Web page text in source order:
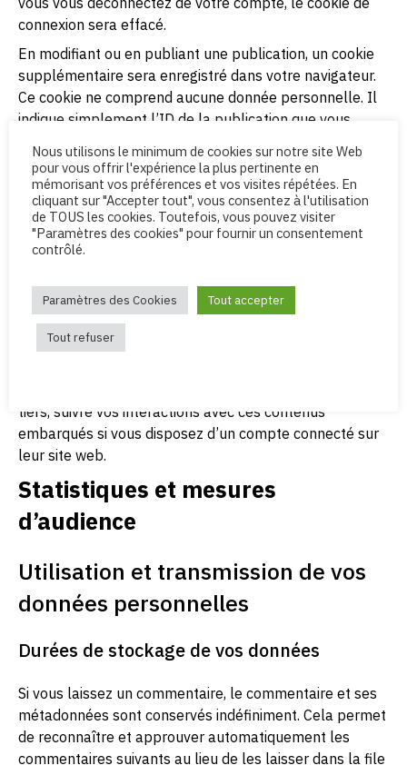
connexion sera effacé.
En modifiant ou en publiant une publication, un cookie
supplémentaire sera enregistré dans votre navigateur.
Ce cookie ne comprend aucune donnée personnelle. Il
indique simplement l’ID de la publication que vous
Contenu embarqué depuis
d’autres sites
Les articles de ce site peuvent inclure des contenus
contenu intégré depuis d’autres sites se comporte de la
même manière que si le visiteur se rendait sur cet autre
tiers, suivre vos interactions avec ces contenus
embarqués si vous disposez d’un compte connecté sur
leur site web.
Statistiques et mesures
d’audience
Utilisation et transmission de vos
données personnelles
Durées de stockage de vos données
Si vous laissez un commentaire, le commentaire et ses
métadonnées sont conservés indéfiniment. Cela permet
de reconnaître et approuver automatiquement les
commentaires suivants au lieu de les laisser dans la file
Nous utilisons le minimum de cookies sur notre site Web
pour vous offrir l'expérience la plus pertinente en
mémorisant vos préférences et vos visites répétées. En
cliquant sur "Accepter tout", vous consentez à l'utilisation
de TOUS les cookies. Toutefois, vous pouvez visiter
"Paramètres des cookies" pour fournir un consentement
contrôlé.
Paramètres des Cookies Tout accepter
Tout refuser